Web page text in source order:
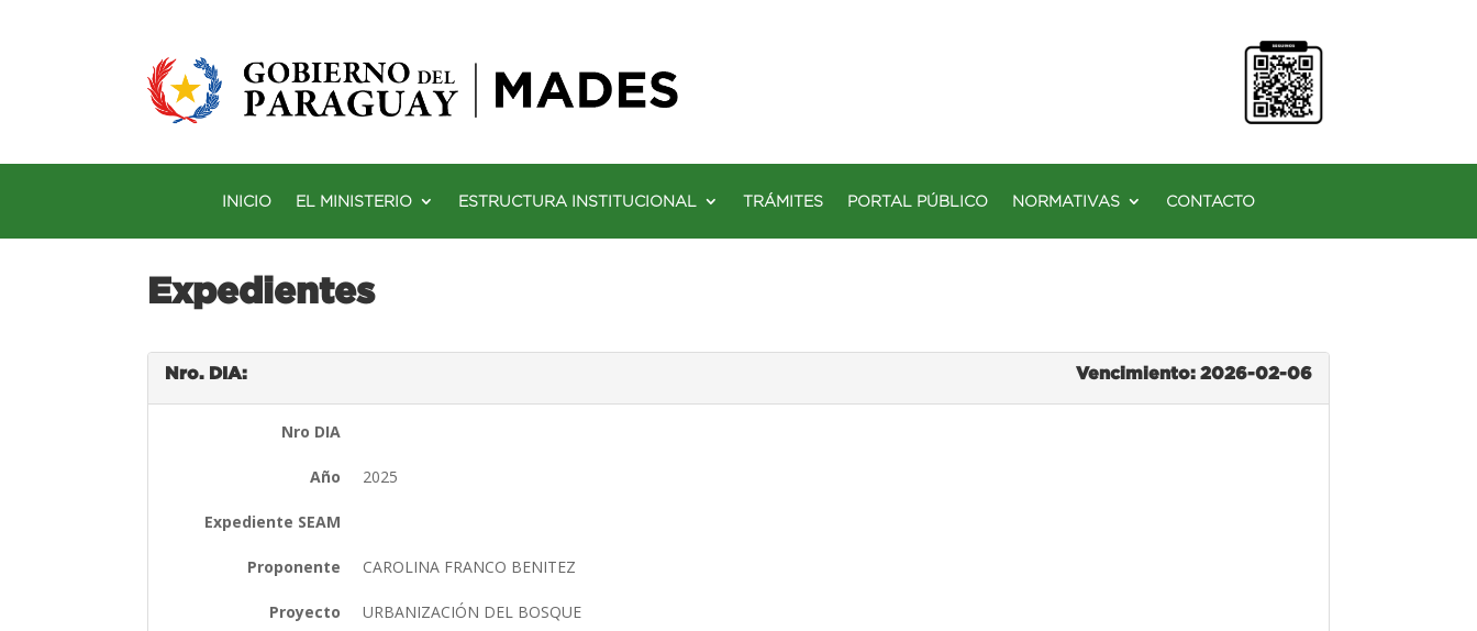
INICIO EL MINISTERIO ESTRUCTURA INSTITUCIONAL TRÁMITES PORTAL PÚBLICO NORMATIVAS CONTACTO
Expedientes
Nro. DIA: Vencimiento: 2026-02-06
Nro DIA
Año 2025
Expediente SEAM
Proponente CAROLINA FRANCO BENITEZ
Proyecto URBANIZACIÓN DEL BOSQUE